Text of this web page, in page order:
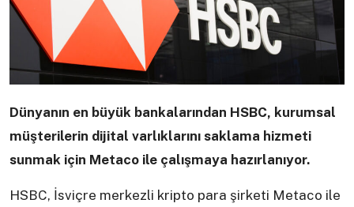
Dünyanın en büyük bankalarından HSBC, kurumsal
müşterilerin dijital varlıklarını saklama hizmeti
sunmak için Metaco ile çalışmaya hazırlanıyor.
HSBC, İsviçre merkezli kripto para şirketi Metaco ile